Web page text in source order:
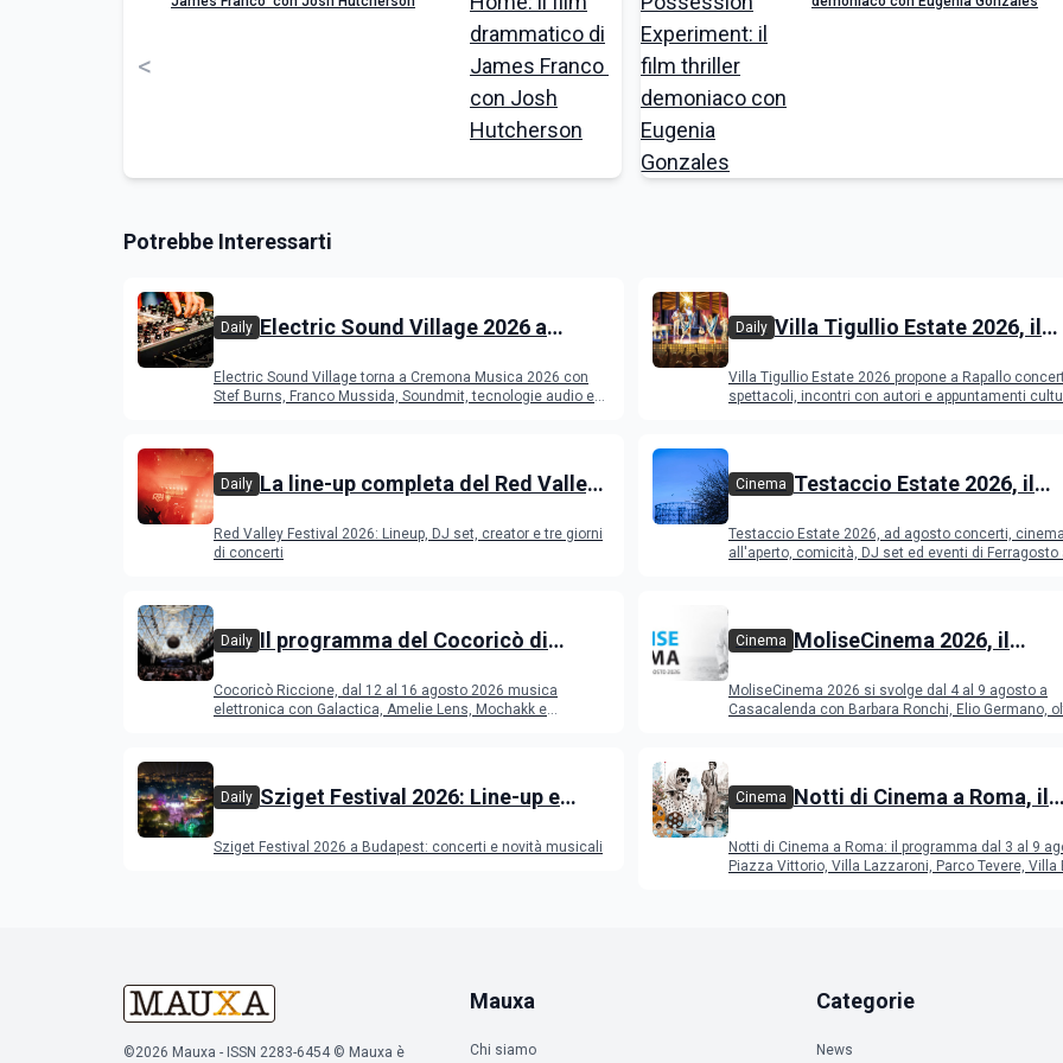
<
Potrebbe Interessarti
Daily Electric Sound Village 2026 a
Young Band Contest, il programma
Electric Sound Village torna a Cremona Musica 2026 con
Stef Burns, Franco Mussida, Soundmit, tecnologie audio e
Daily Villa Tigullio Estate 2026, il
Villa Tigullio Estate 2026 propone a Rapallo
spettacoli, incontri con autori e appuntamenti
Daily La line-up completa del Red Valley
Red Valley Festival 2026: Lineup, DJ set, creator e tre giorni
di concerti
Cinema Testaccio Estate 2026, il
Ferragosto
Testaccio Estate 2026, ad agosto concerti, cinema
all'aperto, comicità, DJ set ed eventi di Ferragosto
Daily Il programma del Cocoricò di
Cocoricò Riccione, dal 12 al 16 agosto 2026 musica
elettronica con Galactica, Amelie Lens, Mochakk e
Cinema MoliseCinema 2026, il
MoliseCinema 2026 si svolge dal 4 al 9 agosto a
Casacalenda con Barbara Ronchi, Elio Germano,
Daily Sziget Festival 2026: Line-up e
Sziget Festival 2026 a Budapest: concerti e novità musicali
Cinema Notti di Cinema a Roma, il
Notti di Cinema a Roma: il programma dal 3 al 9
Piazza Vittorio, Villa Lazzaroni, Parco Tevere, Villa
©2026 Mauxa - ISSN 2283-6454 © Mauxa è
Mauxa
Chi siamo
Categorie
News